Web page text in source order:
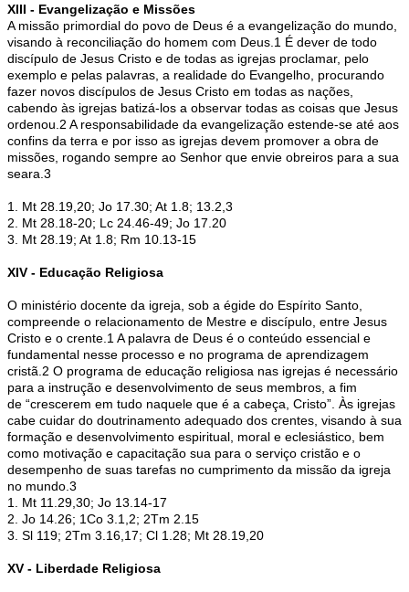
XIII - Evangelização e Missões
A missão primordial do povo de Deus é a evangelização do mundo,
visando à reconciliação do homem com Deus.1 É dever de todo
discípulo de Jesus Cristo e de todas as igrejas proclamar, pelo
exemplo e pelas palavras, a realidade do Evangelho, procurando
fazer novos discípulos de Jesus Cristo em todas as nações,
cabendo às igrejas batizá-los a observar todas as coisas que Jesus
ordenou.2 A responsabilidade da evangelização estende-se até aos
confins da terra e por isso as igrejas devem promover a obra de
missões, rogando sempre ao Senhor que envie obreiros para a sua
seara.3
1. Mt 28.19,20; Jo 17.30; At 1.8; 13.2,3
2. Mt 28.18-20; Lc 24.46-49; Jo 17.20
3. Mt 28.19; At 1.8; Rm 10.13-15
XIV - Educação Religiosa
O ministério docente da igreja, sob a égide do Espírito Santo,
compreende o relacionamento de Mestre e discípulo, entre Jesus
Cristo e o crente.1 A palavra de Deus é o conteúdo essencial e
fundamental nesse processo e no programa de aprendizagem
cristã.2 O programa de educação religiosa nas igrejas é necessário
para a instrução e desenvolvimento de seus membros, a fim
de “crescerem em tudo naquele que é a cabeça, Cristo”. Às igrejas
cabe cuidar do doutrinamento adequado dos crentes, visando à sua
formação e desenvolvimento espiritual, moral e eclesiástico, bem
como motivação e capacitação sua para o serviço cristão e o
desempenho de suas tarefas no cumprimento da missão da igreja
no mundo.3
1. Mt 11.29,30; Jo 13.14-17
2. Jo 14.26; 1Co 3.1,2; 2Tm 2.15
3. Sl 119; 2Tm 3.16,17; Cl 1.28; Mt 28.19,20
XV - Liberdade Religiosa